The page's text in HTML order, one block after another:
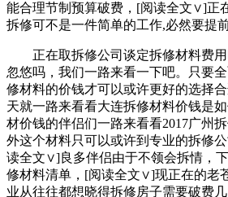
能合理节制预算破费，[阅读全文∨]正
拆修可不是一件简单的工作,必然要提
正在取拆修公司谈定拆修材料费用
忽悠吗，我们一路来看一下吧。只要
修材料的价钱才可以或许更好的选择
天就一路来看看大连拆修材料价钱是
材价钱的伴侣们一路来看看2017广州
外这个材料只可以或许到专业的拆修
读全文∨]良多伴侣由于不领会拆情，
修材料清单，[阅读全文∨]现正在的老
业从往往都想晓得拆修房子需要破费